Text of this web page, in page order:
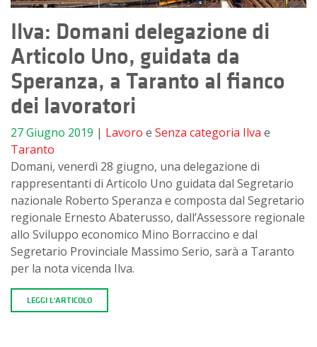
Ilva: Domani delegazione di
Articolo Uno, guidata da
Speranza, a Taranto al fianco
dei lavoratori
27 Giugno 2019 | Lavoro e Senza categoria Ilva e
Taranto
Domani, venerdì 28 giugno, una delegazione di
rappresentanti di Articolo Uno guidata dal Segretario
nazionale Roberto Speranza e composta dal Segretario
regionale Ernesto Abaterusso, dall’Assessore regionale
allo Sviluppo economico Mino Borraccino e dal
Segretario Provinciale Massimo Serio, sarà a Taranto
per la nota vicenda Ilva.
LEGGI L'ARTICOLO